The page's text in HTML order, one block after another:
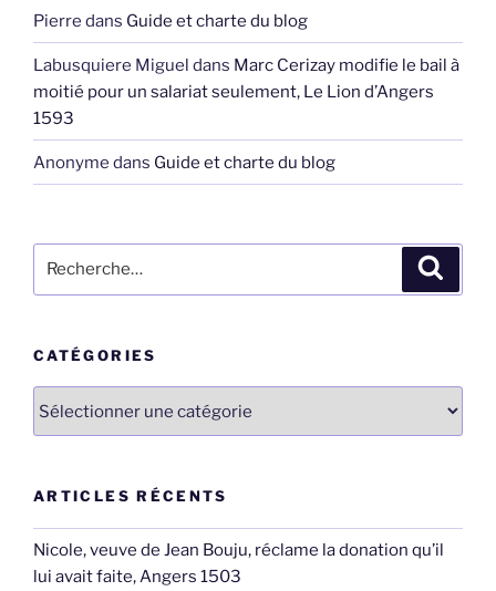
Pierre dans Guide et charte du blog
Labusquiere Miguel dans Marc Cerizay modifie le bail à
moitié pour un salariat seulement, Le Lion d’Angers
1593
Anonyme dans Guide et charte du blog
pour
CATÉGORIES
ARTICLES RÉCENTS
Nicole, veuve de Jean Bouju, réclame la donation qu’il
lui avait faite, Angers 1503